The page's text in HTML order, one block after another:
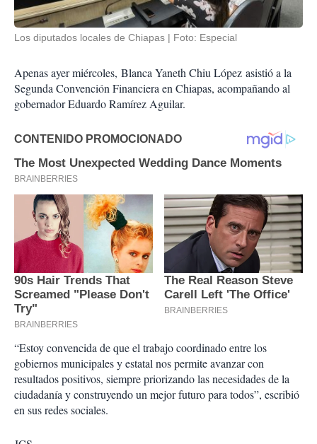
Los diputados locales de Chiapas Foto: Especial
Apenas ayer miércoles, Blanca Yaneth Chiu López asistió a la
Segunda Convención Financiera en Chiapas, acompañando al
gobernador Eduardo Ramírez Aguilar.
“Estoy convencida de que el trabajo coordinado entre los
gobiernos municipales y estatal nos permite avanzar con
resultados positivos, siempre priorizando las necesidades de la
ciudadanía y construyendo un mejor futuro para todos”, escribió
en sus redes sociales.